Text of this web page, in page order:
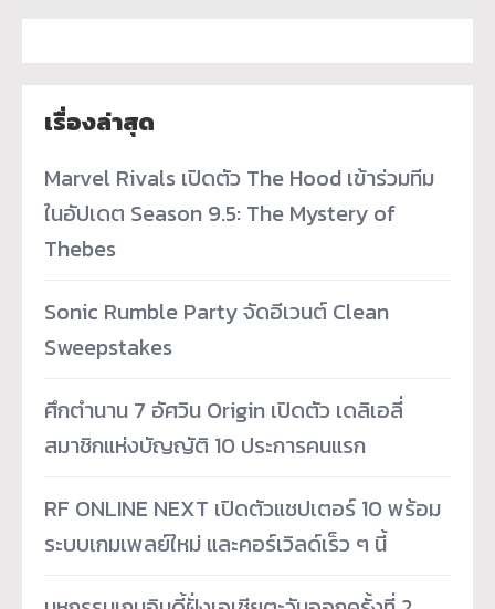
เรื่องล่าสุด
Marvel Rivals เปิดตัว The Hood เข้าร่วมทีม
ในอัปเดต Season 9.5: The Mystery of
Thebes
Sonic Rumble Party จัดอีเวนต์ Clean
Sweepstakes
ศึกตำนาน 7 อัศวิน Origin เปิดตัว เดลิเอลี่
สมาชิกแห่งบัญญัติ 10 ประการคนแรก
RF ONLINE NEXT เปิดตัวแชปเตอร์ 10 พร้อม
ระบบเกมเพลย์ใหม่ และคอร์เวิลด์เร็ว ๆ นี้